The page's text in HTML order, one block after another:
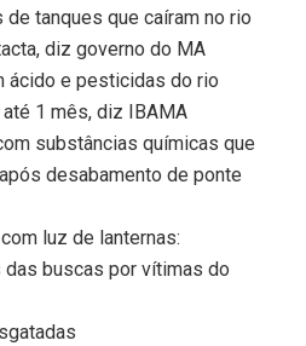
tanques que caíram no rio
diz governo do MA
ácido e pesticidas do rio
1 mês, diz IBAMA
substâncias químicas que
desabamento de ponte
luz de lanternas:
buscas por vítimas do